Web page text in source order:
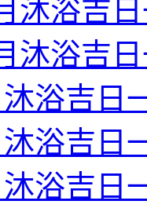
沐浴吉
沐浴吉
浴吉日
浴吉日
浴吉日